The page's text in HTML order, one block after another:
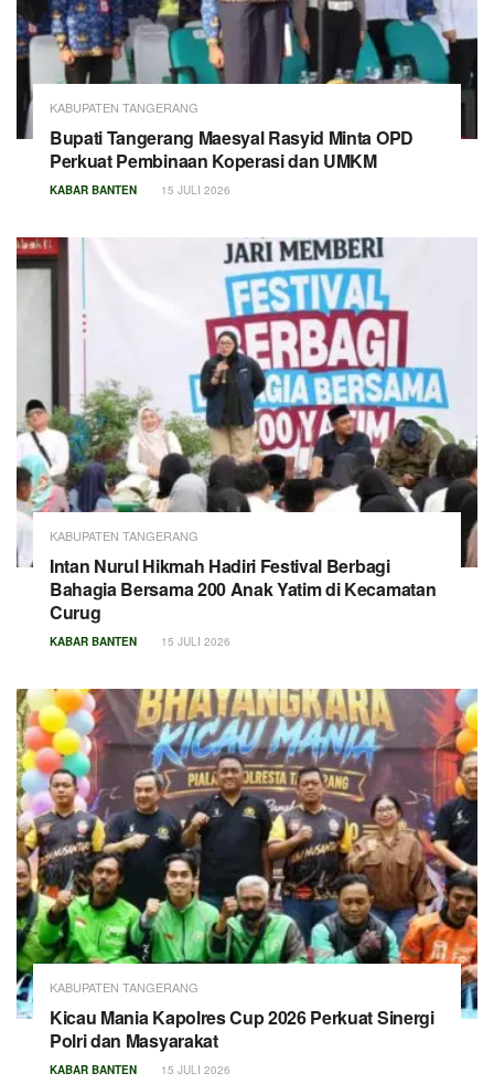
KABUPATEN TANGERANG
Bupati Tangerang Maesyal Rasyid Minta OPD
Perkuat Pembinaan Koperasi dan UMKM
KABAR BANTEN 15 JULI 2026
KABUPATEN TANGERANG
Intan Nurul Hikmah Hadiri Festival Berbagi
Bahagia Bersama 200 Anak Yatim di Kecamatan
Curug
KABAR BANTEN 15 JULI 2026
KABUPATEN TANGERANG
Kicau Mania Kapolres Cup 2026 Perkuat Sinergi
Polri dan Masyarakat
KABAR BANTEN 15 JULI 2026